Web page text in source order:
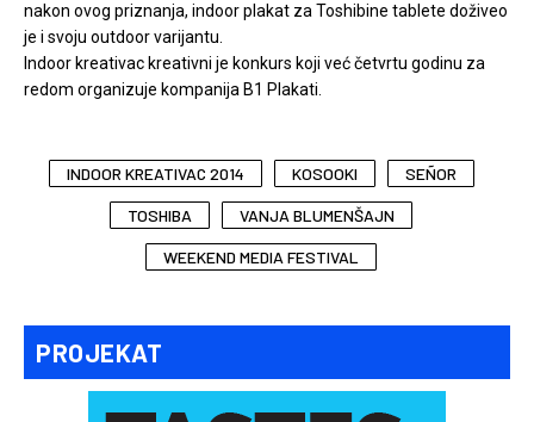
PROJEKAT
nakon ovog priznanja, indoor plakat za Toshibine tablete doživeo
je i svoju outdoor varijantu.
Indoor kreativac kreativni je konkurs koji već četvrtu godinu za
redom organizuje kompanija B1 Plakati.
INDOOR KREATIVAC 2014 KOSOOKI SEÑOR
TOSHIBA VANJA BLUMENŠAJN
WEEKEND MEDIA FESTIVAL